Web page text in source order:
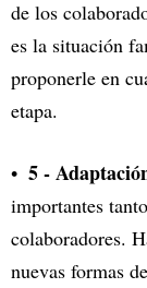
de los
es la situación
proponerle en
etapa.
5 -
importantes
colaboradores.
nuevas formas